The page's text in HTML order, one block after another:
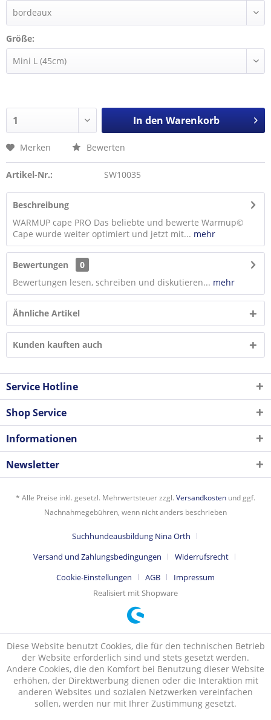
Größe:
In den Warenkorb
Merken Bewerten
Artikel-Nr.: SW10035
Beschreibung
WARMUP cape PRO Das beliebte und bewerte Warmup©
Cape wurde weiter optimiert und jetzt mit... mehr
Bewertungen
0
Bewertungen lesen, schreiben und diskutieren... mehr
Ähnliche Artikel
Kunden kauften auch
Service Hotline
Shop Service
Informationen
Newsletter
* Alle Preise inkl. gesetzl. Mehrwertsteuer zzgl. Versandkosten und ggf.
Nachnahmegebühren, wenn nicht anders beschrieben
Suchhundeausbildung Nina Orth
Versand und Zahlungsbedingungen
Widerrufsrecht
Cookie-Einstellungen
AGB
Impressum
Realisiert mit Shopware
Diese Website benutzt Cookies, die für den technischen Betrieb
der Website erforderlich sind und stets gesetzt werden.
Andere Cookies, die den Komfort bei Benutzung dieser Website
erhöhen, der Direktwerbung dienen oder die Interaktion mit
anderen Websites und sozialen Netzwerken vereinfachen
sollen, werden nur mit Ihrer Zustimmung gesetzt.